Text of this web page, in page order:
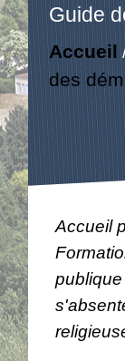
Guide
Accueil
des
Accueil
publique